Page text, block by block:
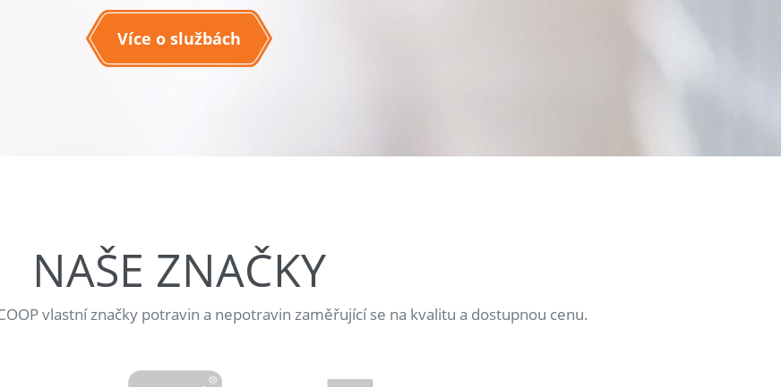
Více o službách
NAŠE ZNAČKY
vlastní značky potravin a nepotravin zaměřující se na kvalitu a dostupnou cenu.